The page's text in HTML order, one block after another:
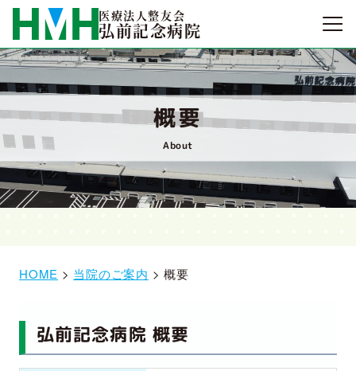
医療法人整友会
弘前記念病院
概要
About
HOME > 当院のご案内 > 概要
弘前記念病院 概要